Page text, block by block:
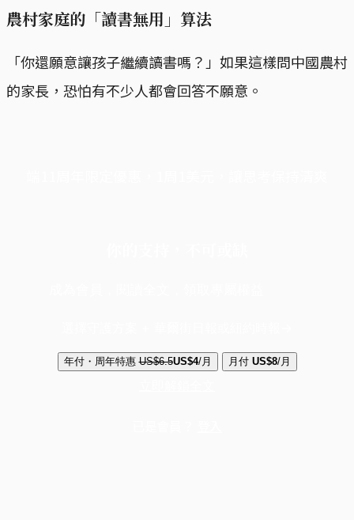
農村家庭的「讀書無用」算法
「你還願意讓孩子繼續讀書嗎？」如果這樣問中國農村
的家長，恐怕有不少人都會回答不願意。
年付・周年特惠 US$6.5US$4/月 月付 US$8/月